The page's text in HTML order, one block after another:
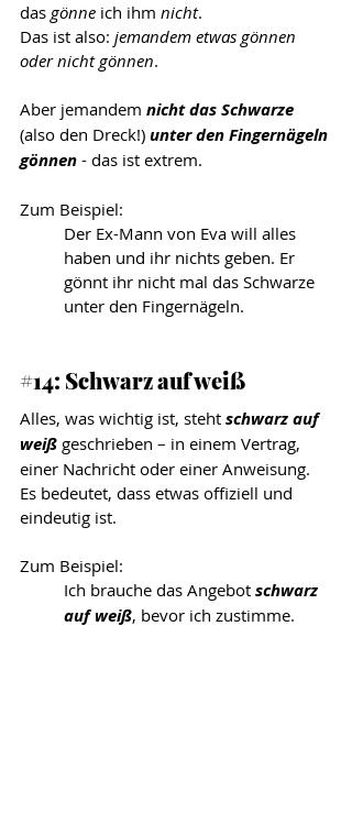
das gönne ich ihm nicht.
Das ist also: jemandem etwas gönnen
oder nicht gönnen.
Aber jemandem nicht das Schwarze
(also den Dreck!) unter den Fingernägeln
gönnen - das ist extrem.
Zum Beispiel:
Der Ex-Mann von Eva will alles
haben und ihr nichts geben. Er
gönnt ihr nicht mal das Schwarze
unter den Fingernägeln.
#14: Schwarz auf weiß
Alles, was wichtig ist, steht schwarz auf
weiß geschrieben – in einem Vertrag,
einer Nachricht oder einer Anweisung.
Es bedeutet, dass etwas offiziell und
eindeutig ist.
Zum Beispiel:
Ich brauche das Angebot schwarz
auf weiß, bevor ich zustimme.